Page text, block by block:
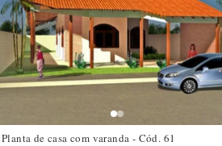
Planta de casa com varanda - Cód. 61